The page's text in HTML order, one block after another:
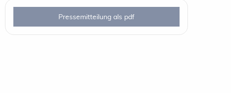
Pressemitteilung als pdf